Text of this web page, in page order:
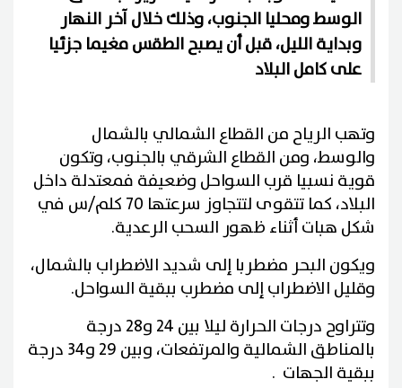
الوسط ومحليا الجنوب، وذلك خلال آخر النهار
وبداية الليل، قبل أن يصبح الطقس مغيما جزئيا
على كامل البلاد
وتهب الرياح من القطاع الشمالي بالشمال
والوسط، ومن القطاع الشرقي بالجنوب، وتكون
قوية نسبيا قرب السواحل وضعيفة فمعتدلة داخل
البلاد، كما تتقوى لتتجاوز سرعتها 70 كلم/س في
شكل هبات أثناء ظهور السحب الرعدية.
ويكون البحر مضطربا إلى شديد الاضطراب بالشمال،
وقليل الاضطراب إلى مضطرب ببقية السواحل.
وتتراوح درجات الحرارة ليلا بين 24 و28 درجة
بالمناطق الشمالية والمرتفعات، وبين 29 و34 درجة
ببقية الجهات .